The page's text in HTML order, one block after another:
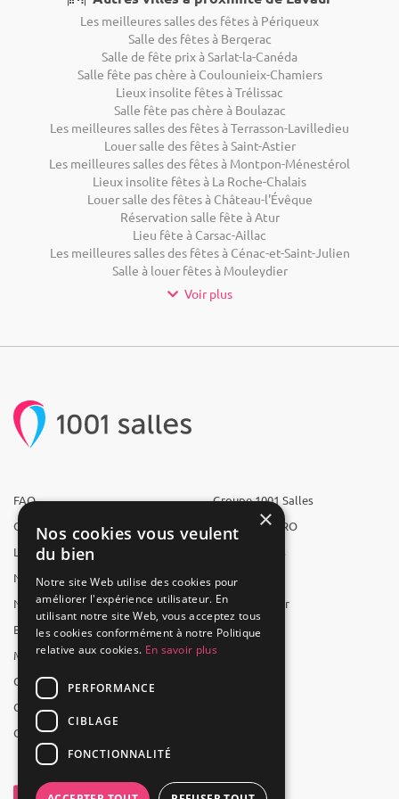
Les meilleures salles des fêtes à Périgueux
Salle des fêtes à Bergerac
Salle de fête prix à Sarlat-la-Canéda
Salle fête pas chère à Coulounieix-Chamiers
Lieux insolite fêtes à Trélissac
Salle fête pas chère à Boulazac
Les meilleures salles des fêtes à Terrasson-Lavilledieu
Louer salle des fêtes à Saint-Astier
Les meilleures salles des fêtes à Montpon-Ménestérol
Lieux insolite fêtes à La Roche-Chalais
Louer salle des fêtes à Château-l'Évêque
Réservation salle fête à Atur
Lieu fête à Carsac-Aillac
Les meilleures salles des fêtes à Cénac-et-Saint-Julien
Salle à louer fêtes à Mouleydier
Voir plus
FAQ
Qui sommes-nous ?
L'équipe
Nous recrutons
Nos partenaires
Espace presse
Mentions légales
CGV
CGU
Contact
Groupe 1001 Salles
1001 Salles PRO
1001 Traiteurs
1001 Artistes
Reserverunbar
MP2
×
Nos cookies vous veulent
du bien
Notre site Web utilise des cookies pour
améliorer l'expérience utilisateur. En
utilisant notre site Web, vous acceptez tous
les cookies conformément à notre Politique
relative aux cookies. En savoir plus
PERFORMANCE
CIBLAGE
FONCTIONNALITÉ